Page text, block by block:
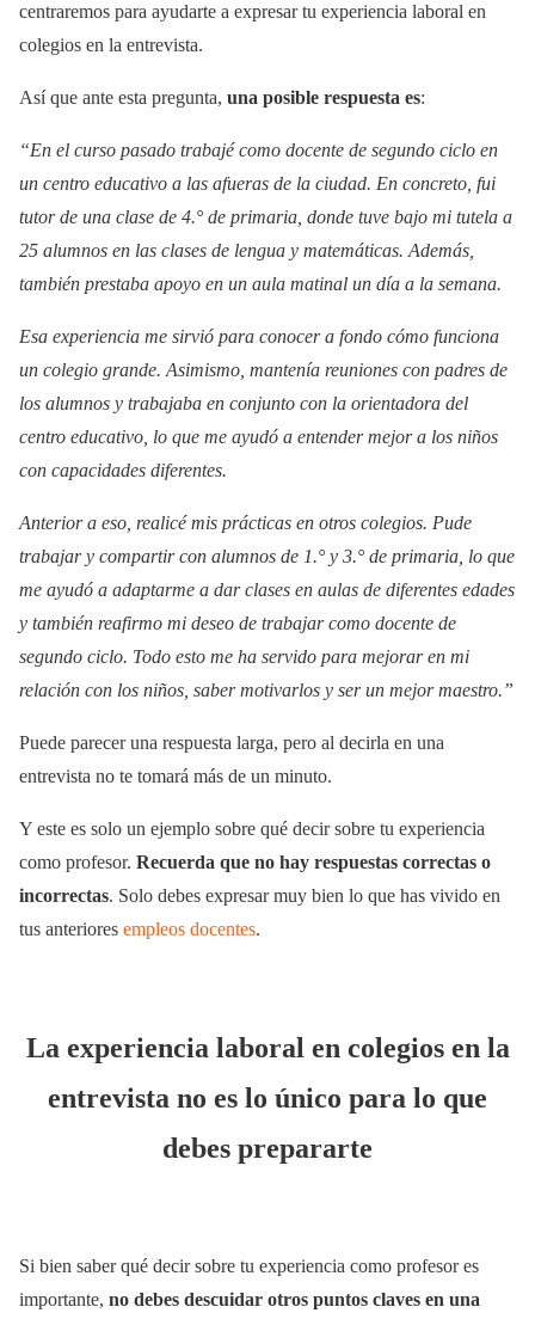
centraremos para ayudarte a expresar tu experiencia laboral en
colegios en la entrevista.
Así que ante esta pregunta, una posible respuesta es:
“En el curso pasado trabajé como docente de segundo ciclo en
un centro educativo a las afueras de la ciudad. En concreto, fui
tutor de una clase de 4.° de primaria, donde tuve bajo mi tutela a
25 alumnos en las clases de lengua y matemáticas. Además,
también prestaba apoyo en un aula matinal un día a la semana.
Esa experiencia me sirvió para conocer a fondo cómo funciona
un colegio grande. Asimismo, mantenía reuniones con padres de
los alumnos y trabajaba en conjunto con la orientadora del
centro educativo, lo que me ayudó a entender mejor a los niños
con capacidades diferentes.
Anterior a eso, realicé mis prácticas en otros colegios. Pude
trabajar y compartir con alumnos de 1.° y 3.° de primaria, lo que
me ayudó a adaptarme a dar clases en aulas de diferentes edades
y también reafirmo mi deseo de trabajar como docente de
segundo ciclo. Todo esto me ha servido para mejorar en mi
relación con los niños, saber motivarlos y ser un mejor maestro.”
Puede parecer una respuesta larga, pero al decirla en una
entrevista no te tomará más de un minuto.
Y este es solo un ejemplo sobre qué decir sobre tu experiencia
como profesor. Recuerda que no hay respuestas correctas o
incorrectas. Solo debes expresar muy bien lo que has vivido en
tus anteriores empleos docentes.
La experiencia laboral en colegios en la
entrevista no es lo único para lo que
debes prepararte
Si bien saber qué decir sobre tu experiencia como profesor es
importante, no debes descuidar otros puntos claves en una